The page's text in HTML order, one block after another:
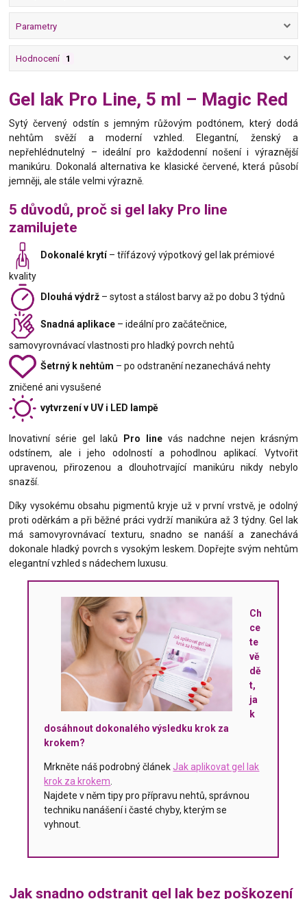
Parametry
Hodnocení 1
Gel lak Pro Line, 5 ml – Magic Red
Sytý červený odstín s jemným růžovým podtónem, který dodá
nehtům svěží a moderní vzhled. Elegantní, ženský a
nepřehlédnutelný – ideální pro každodenní nošení i výraznější
manikúru. Dokonalá alternativa ke klasické červené, která působí
jemněji, ale stále velmi výrazně.
5 důvodů, proč si gel laky Pro line
zamilujete
Dokonalé krytí– třífázový výpotkový gel lak prémiové
kvality
Dlouhá výdrž – sytost a stálost barvy až po dobu 3 týdnů
Snadná aplikace – ideální pro začátečnice,
samovyrovnávací vlastnosti pro hladký povrch nehtů
Šetrný k nehtům – po odstranění nezanechává nehty
zničené ani vysušené
vytvrzení v UV i LED lampě
Inovativní série gel laků Pro linevás nadchne nejen krásným
odstínem, ale i jeho odolností a pohodlnou aplikací. Vytvořit
upravenou, přirozenou a dlouhotrvající manikúru nikdy nebylo
snazší.
Díky vysokému obsahu pigmentů kryje už v první vrstvě, je odolný
proti oděrkám a při běžné práci vydrží manikúra až 3 týdny. Gel lak
má samovyrovnávací texturu, snadno se nanáší a zanechává
dokonale hladký povrch s vysokým leskem. Dopřejte svým nehtům
elegantní vzhled s nádechem luxusu.
Ch
ce
te
vě
dě
t,
ja
k
dosáhnout dokonalého výsledku krok za
krokem?
Mrkněte náš podrobný článekJak aplikovat gel lak
krok za krokem.
Najdete v něm tipy pro přípravu nehtů, správnou
techniku nanášení i časté chyby, kterým se
vyhnout.
Jak snadno odstranit gel lak bez poškození